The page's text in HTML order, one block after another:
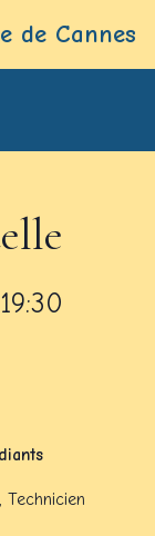
de Cannes
Technicien